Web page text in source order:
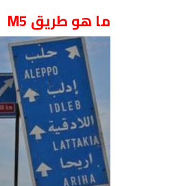
ما هو طريق M5